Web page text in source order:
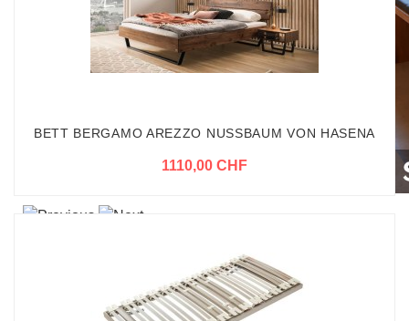
BETT BERGAMO AREZZO NUSSBAUM VON HASENA
1110,00 CHF